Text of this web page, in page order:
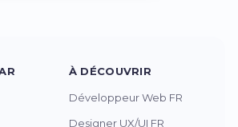
À DÉCOUVRIR
Développeur Web FR
Designer UX/UI FR